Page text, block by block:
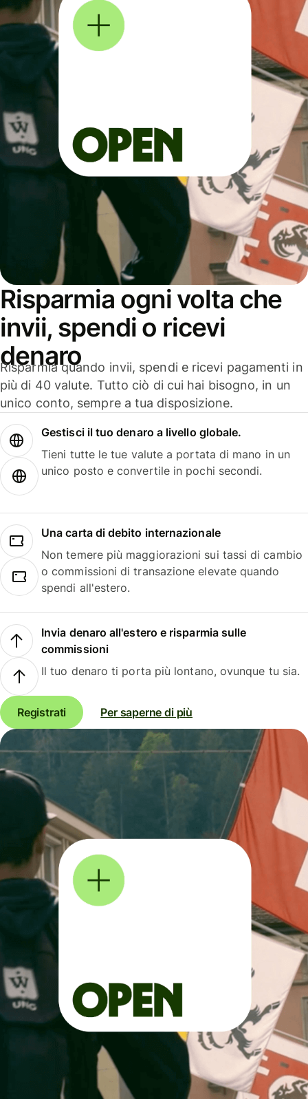
Risparmia ogni volta che
invii, spendi o ricevi
denaro
Risparmia quando invii, spendi e ricevi pagamenti in
più di 40 valute. Tutto ciò di cui hai bisogno, in un
unico conto, sempre a tua disposizione.
Gestisci il tuo denaro a livello globale.
Tieni tutte le tue valute a portata di mano in un
unico posto e convertile in pochi secondi.
Una carta di debito internazionale
Non temere più maggiorazioni sui tassi di cambio
o commissioni di transazione elevate quando
spendi all'estero.
Invia denaro all'estero e risparmia sulle
commissioni
Il tuo denaro ti porta più lontano, ovunque tu sia.
Registrati Per saperne di più